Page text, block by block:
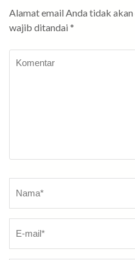
Alamat email Anda tidak
wajib ditandai *